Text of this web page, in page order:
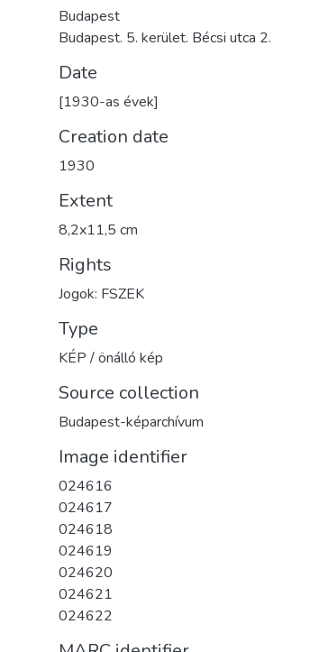
Budapest
Budapest. 5. kerület. Bécsi utca 2.
Date
[1930-as évek]
Creation date
1930
Extent
8,2x11,5 cm
Rights
Jogok: FSZEK
Type
KÉP / önálló kép
Source collection
Budapest-képarchívum
Image identifier
024616
024617
024618
024619
024620
024621
024622